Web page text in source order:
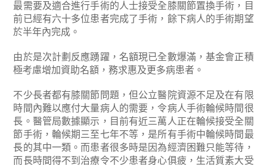
最需要及適合進行手術的人士接受全膝關節置換手術，目
前已經有六十多位患者完成了手術，餘下病人的手術期望
於半年內完成。
由於是次計劃反應踴躍，名額現已全數爆滿，基金會正積
極考慮增加資助名額，務求惠及更多病患者。
不少長者都有膝關節問題，但公立醫院資源不足及在有限
時間內難以應付大量病人的需要，令病人手術輪候時間很
長。醫管局數據顯示，目前有近三萬人正在輪候接受全關
節手術，輪候期三至七年不等，是所有手術中輪候時間最
長的其中一類。而患者很多時是因為經濟困難只能等待，
而長時間得不到治療令不少患者身心俱疲，生活質素大受